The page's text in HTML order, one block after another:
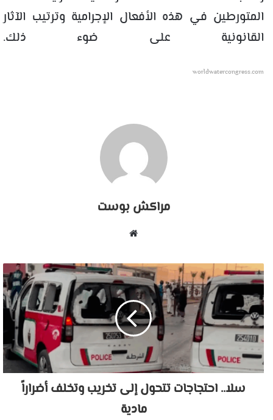
المتورطين في هذه الأفعال الإجرامية وترتيب الآثار
القانونية على ضوء ذلك.
worldwatercongress.com
مراكش بوست
سلا.. احتجاجات تتحول إلى تخريب وتخلف أضراراً
مادية